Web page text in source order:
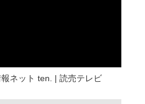
ネット ten. | 読売テレビ